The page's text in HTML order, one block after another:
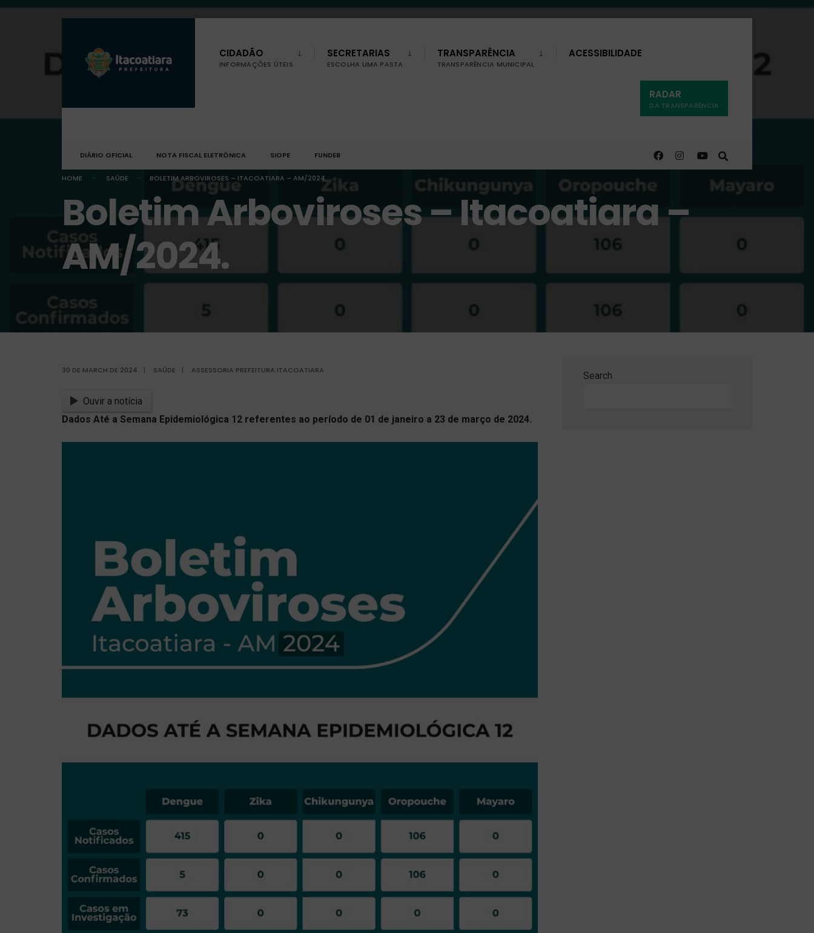
CIDADÃO
INFORMAÇÕES ÚTEIS
SECRETARIAS
ESCOLHA UMA PASTA
TRANSPARÊNCIA
TRANSPARÊNCIA MUNICIPAL
ACESSIBILIDADE
RADAR
DA TRANSPARÊNCIA
DIÁRIO OFICIAL NOTA FISCAL ELETRÔNICA SIOPE FUNDEB
HOME SAÚDE BOLETIM ARBOVIROSES – ITACOATIARA – AM/2024.
Boletim Arboviroses – Itacoatiara –
AM/2024.
30 DE MARCH DE 2024 | SAÚDE | ASSESSORIA PREFEITURA ITACOATIARA
Ouvir a notícia
Dados Até a Semana Epidemiológica 12 referentes ao período de 01 de janeiro a 23 de março de 2024.
Search